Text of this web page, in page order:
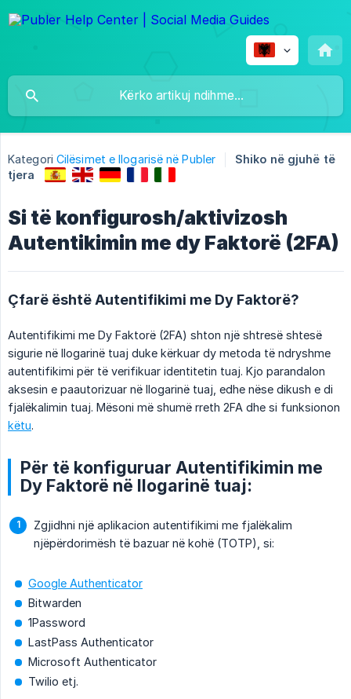
Kategori Cilësimet e llogarisë në Publer
Shiko në gjuhë të
tjera
Si të konfigurosh/aktivizosh
Autentikimin me dy Faktorë (2FA)
Çfarë është Autentifikimi me Dy Faktorë?
Autentifikimi me Dy Faktorë (2FA) shton një shtresë shtesë
sigurie në llogarinë tuaj duke kërkuar dy metoda të ndryshme
autentifikimi për të verifikuar identitetin tuaj. Kjo parandalon
aksesin e paautorizuar në llogarinë tuaj, edhe nëse dikush e di
fjalëkalimin tuaj. Mësoni më shumë rreth 2FA dhe si funksionon
këtu.
Për të konfiguruar Autentifikimin me
Dy Faktorë në llogarinë tuaj:
Zgjidhni një aplikacion autentifikimi me fjalëkalim
njëpërdorimësh të bazuar në kohë (TOTP), si:
Google Authenticator
Bitwarden
1Password
LastPass Authenticator
Microsoft Authenticator
Twilio etj.